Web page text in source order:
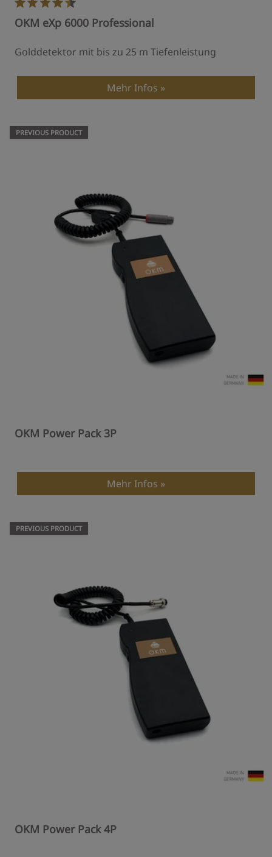
OKM eXp 6000 Professional
Golddetektor mit bis zu 25 m Tiefenleistung
Mehr Infos
PREVIOUS PRODUCT
OKM Power Pack 3P
Mehr Infos
PREVIOUS PRODUCT
OKM Power Pack 4P